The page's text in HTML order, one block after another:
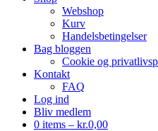
Webshop
Kurv
Handelsbetingelser
Bag bloggen
Cookie og
Kontakt
FAQ
Log ind
Bliv medlem
0 items – kr.0,00